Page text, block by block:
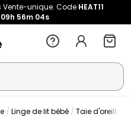
Vente-unique. Code HEAT11
09h 56m 04s
Linge de lit bébé Taie d'oreiller